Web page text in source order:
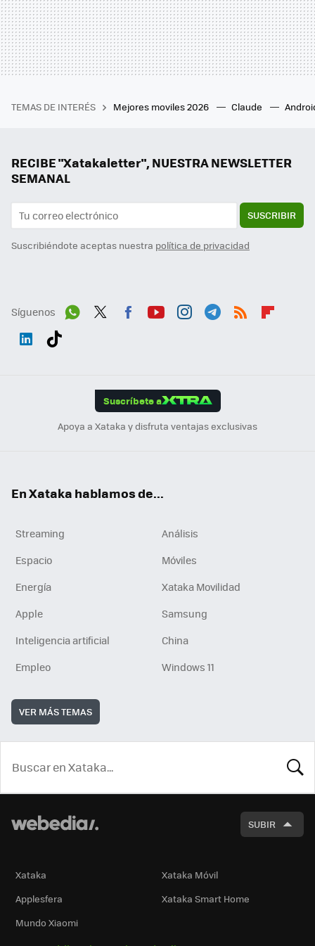
TEMAS DE INTERÉS Mejores moviles 2026 Claude
RECIBE "Xatakaletter", NUESTRA NEWSLETTER
SEMANAL
SUSCRIBIR
Suscribiéndote aceptas nuestra política de privacidad
Síguenos
Suscríbete a
Apoya a Xataka y disfruta ventajas exclusivas
En Xataka hablamos de...
Streaming
Análisis
Espacio
Móviles
Energía
Xataka Movilidad
Apple
Samsung
Inteligencia artificial
China
Empleo
Windows 11
VER MÁS TEMAS
SUBIR
Xataka
Xataka Móvil
Applesfera
Xataka Smart Home
Mundo Xiaomi